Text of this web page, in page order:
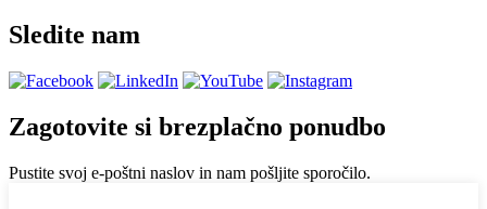
Sledite nam
Zagotovite si brezplačno ponudbo
Pustite svoj e-poštni naslov in nam pošljite sporočilo.